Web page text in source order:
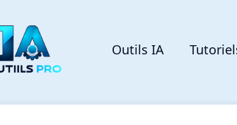
Outils IA